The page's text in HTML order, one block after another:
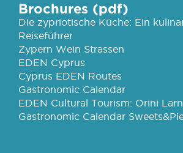
Brochures (pdf)
Die zypriotische Küche: Ein
Reiseführer
Zypern Wein Strassen
EDEN Cyprus
Cyprus EDEN Routes
Gastronomic Calendar
EDEN Cultural Tourism: Orini
Gastronomic Calendar